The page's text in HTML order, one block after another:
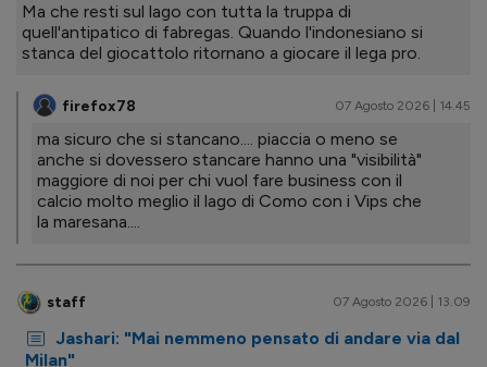
Ma che resti sul lago con tutta la truppa di
quell'antipatico di fabregas. Quando l'indonesiano si
stanca del giocattolo ritornano a giocare il lega pro.
firefox78 07 Agosto 2026 | 14.45
ma sicuro che si stancano.... piaccia o meno se
anche si dovessero stancare hanno una "visibilità"
maggiore di noi per chi vuol fare business con il
calcio molto meglio il lago di Como con i Vips che
la maresana....
staff 07 Agosto 2026 | 13.09
Jashari: "Mai nemmeno pensato di andare via dal
Milan"